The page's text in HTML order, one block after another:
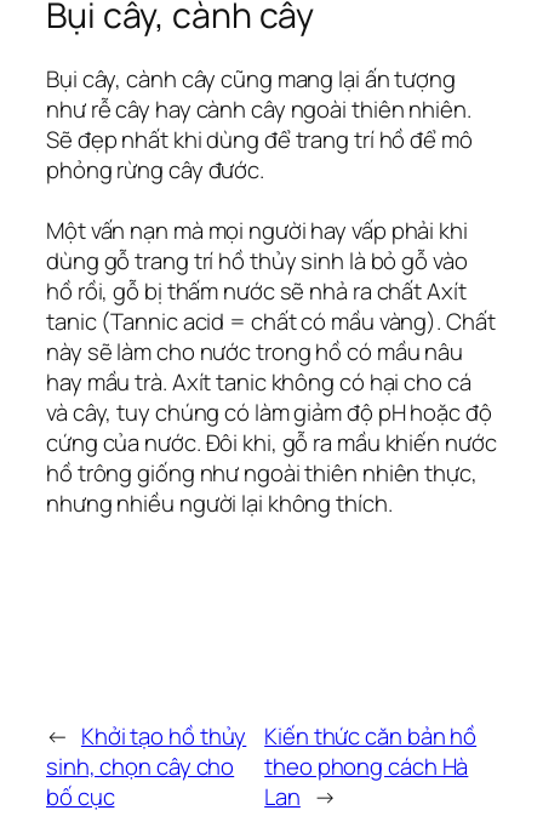
Bụi cây, cành cây
Bụi cây, cành cây cũng mang lại ấn tượng
như rễ cây hay cành cây ngoài thiên nhiên.
Sẽ đẹp nhất khi dùng để trang trí hồ để mô
phỏng rừng cây đước.
Một vấn nạn mà mọi người hay vấp phải khi
dùng gỗ trang trí hồ thủy sinh là bỏ gỗ vào
hồ rồi, gỗ bị thấm nước sẽ nhả ra chất Axít
tanic (Tannic acid = chất có mầu vàng). Chất
này sẽ làm cho nước trong hồ có mầu nâu
hay mầu trà. Axít tanic không có hại cho cá
và cây, tuy chúng có làm giảm độ pH hoặc độ
cứng của nước. Đôi khi, gỗ ra mầu khiến nước
hồ trông giống như ngoài thiên nhiên thực,
nhưng nhiều người lại không thích.
← Khởi tạo hồ thủy
sinh, chọn cây cho
bố cục
Kiến thức căn bản hồ
theo phong cách Hà
Lan →